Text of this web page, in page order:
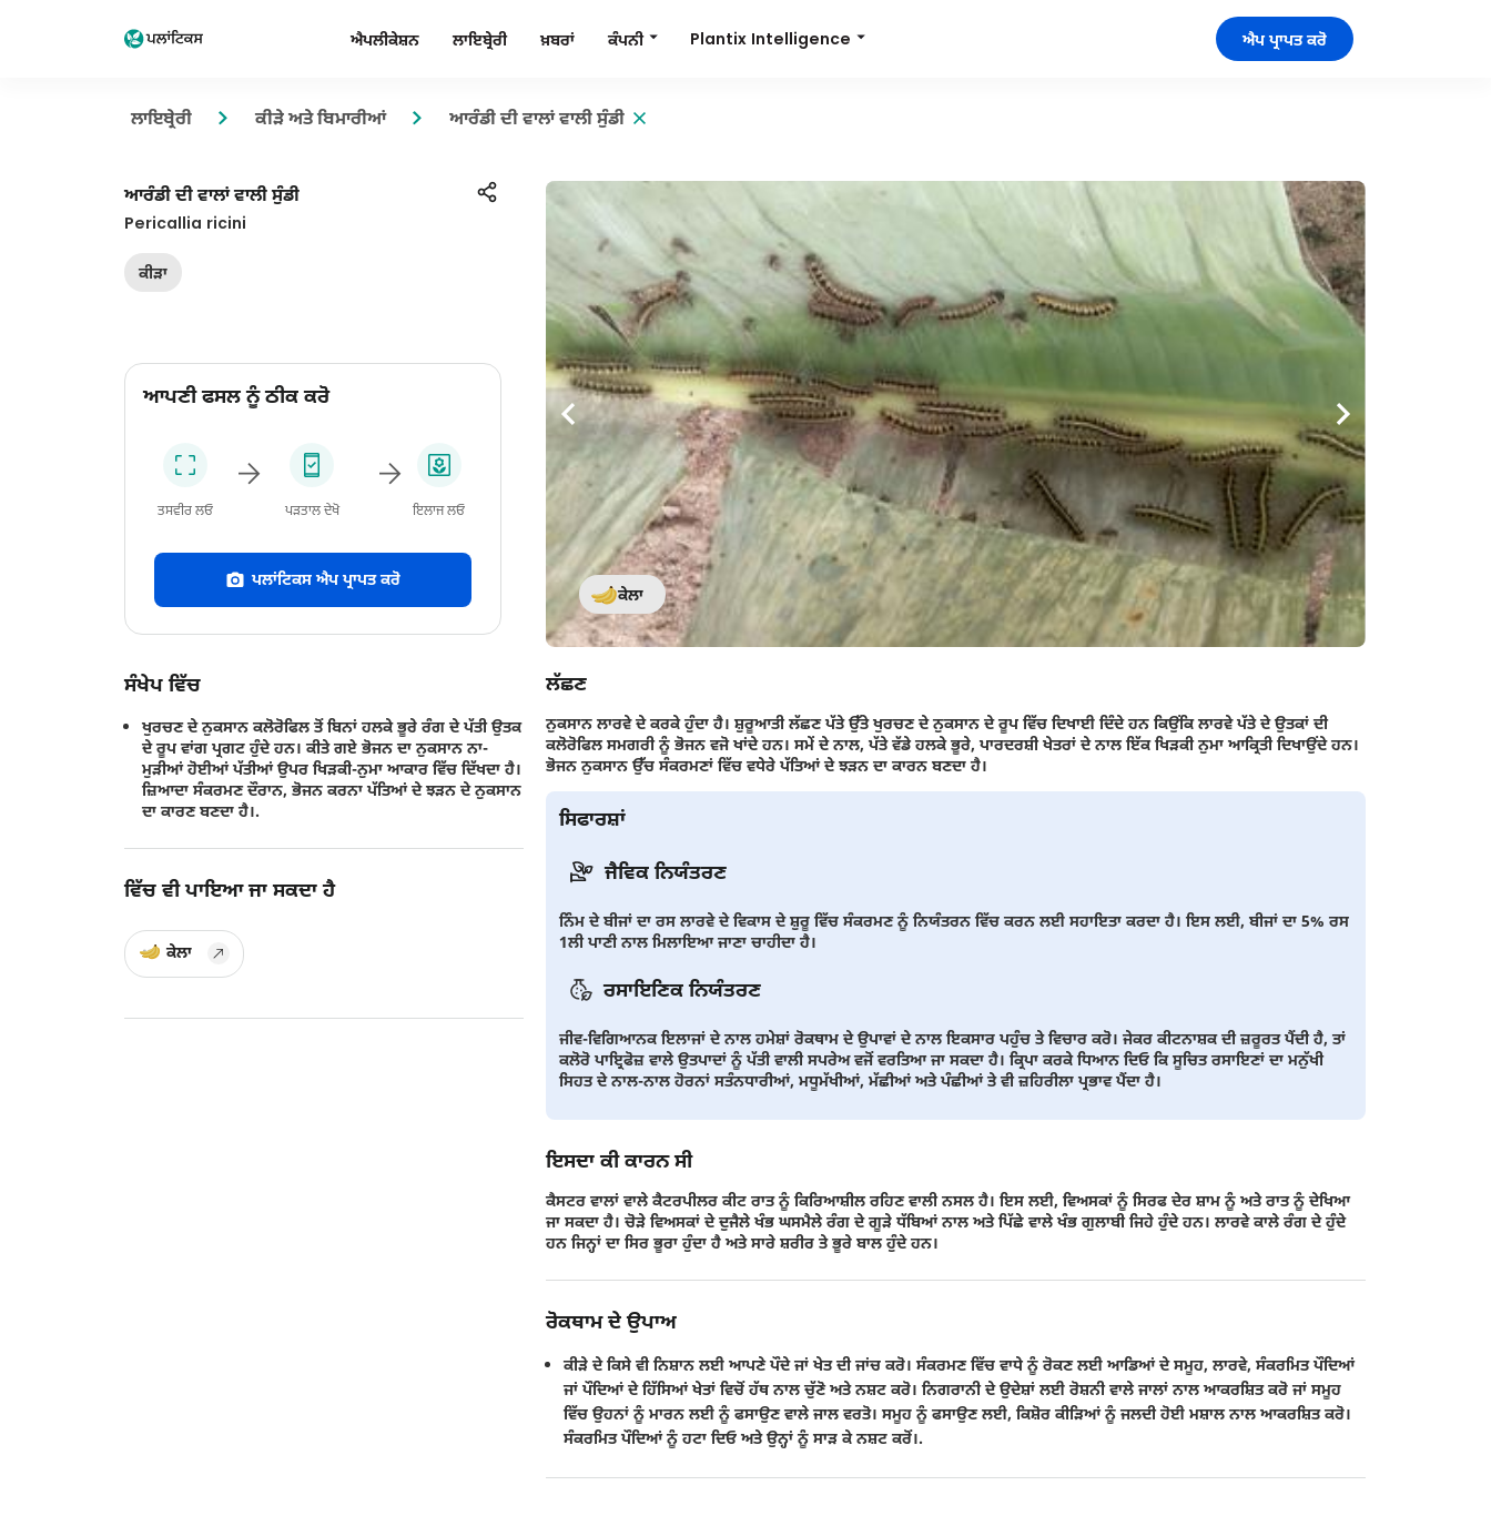
ਐਪਲੀਕੇਸ਼ਨ ਲਾਇਬ੍ਰੇਰੀ ਖ਼ਬਰਾਂ ਕੰਪਨੀ Plantix Intelligence ਐਪ ਪ੍ਰਾਪਤ ਕਰੋ
ਲਾਇਬ੍ਰੇਰੀ ਕੀੜੇ ਅਤੇ ਬਿਮਾਰੀਆਂ ਆਰੰਡੀ ਦੀ ਵਾਲਾਂ ਵਾਲੀ ਸੁੰਡੀ
ਆਰੰਡੀ ਦੀ ਵਾਲਾਂ ਵਾਲੀ ਸੁੰਡੀ
Pericallia ricini
ਕੀੜਾ
ਆਪਣੀ ਫਸਲ ਨੂੰ ਠੀਕ ਕਰੋ
ਤਸਵੀਰ ਲਓ ਪੜਤਾਲ ਦੇਖੋ ਇਲਾਜ ਲਓ
ਪਲਾਂਟਿਕਸ ਐਪ ਪ੍ਰਾਪਤ ਕਰੋ
ਸੰਖੇਪ ਵਿੱਚ
ਖੁਰਚਣ ਦੇ ਨੁਕਸਾਨ ਕਲੋਰੋਫਿਲ ਤੋਂ ਬਿਨਾਂ ਹਲਕੇ ਭੂਰੇ ਰੰਗ ਦੇ ਪੱਤੀ ਉਤਕ
ਦੇ ਰੂਪ ਵਾਂਗ ਪ੍ਰਗਟ ਹੁੰਦੇ ਹਨ। ਕੀਤੇ ਗਏ ਭੋਜਨ ਦਾ ਨੁਕਸਾਨ ਨਾ-
ਮੁੜੀਆਂ ਹੋਈਆਂ ਪੱਤੀਆਂ ਉਪਰ ਖਿੜਕੀ-ਨੁਮਾ ਆਕਾਰ ਵਿੱਚ ਦਿੱਖਦਾ ਹੈ।
ਜ਼ਿਆਦਾ ਸੰਕਰਮਣ ਦੌਰਾਨ, ਭੋਜਨ ਕਰਨਾ ਪੱਤਿਆਂ ਦੇ ਝੜਨ ਦੇ ਨੁਕਸਾਨ
ਦਾ ਕਾਰਣ ਬਣਦਾ ਹੈ।.
ਵਿੱਚ ਵੀ ਪਾਇਆ ਜਾ ਸਕਦਾ ਹੈ
ਕੇਲਾ
ਕੇਲਾ
ਲੱਛਣ
ਨੁਕਸਾਨ ਲਾਰਵੇ ਦੇ ਕਰਕੇ ਹੁੰਦਾ ਹੈ। ਸ਼ੁਰੂਆਤੀ ਲੱਛਣ ਪੱਤੇ ਉੱਤੇ ਖੁਰਚਣ ਦੇ ਨੁਕਸਾਨ ਦੇ ਰੂਪ ਵਿੱਚ ਦਿਖਾਈ ਦਿੰਦੇ ਹਨ ਕਿਉਂਕਿ ਲਾਰਵੇ ਪੱਤੇ ਦੇ ਉਤਕਾਂ ਦੀ
ਕਲੋਰੋਫਿਲ ਸਮਗਰੀ ਨੂੰ ਭੋਜਨ ਵਜੋ ਖਾਂਦੇ ਹਨ। ਸਮੇਂ ਦੇ ਨਾਲ, ਪੱਤੇ ਵੱਡੇ ਹਲਕੇ ਭੂਰੇ, ਪਾਰਦਰਸ਼ੀ ਖੇਤਰਾਂ ਦੇ ਨਾਲ ਇੱਕ ਖਿੜਕੀ ਨੁਮਾ ਆਕ੍ਰਿਤੀ ਦਿਖਾਉਂਦੇ ਹਨ।
ਭੋਜਨ ਨੁਕਸਾਨ ਉੱਚ ਸੰਕਰਮਣਾਂ ਵਿੱਚ ਵਧੇਰੇ ਪੱਤਿਆਂ ਦੇ ਝੜਨ ਦਾ ਕਾਰਨ ਬਣਦਾ ਹੈ।
ਸਿਫਾਰਸ਼ਾਂ
ਜੈਵਿਕ ਨਿਯੰਤਰਣ
ਨਿੰਮ ਦੇ ਬੀਜਾਂ ਦਾ ਰਸ ਲਾਰਵੇ ਦੇ ਵਿਕਾਸ ਦੇ ਸ਼ੁਰੂ ਵਿੱਚ ਸੰਕਰਮਣ ਨੂੰ ਨਿਯੰਤਰਨ ਵਿੱਚ ਕਰਨ ਲਈ ਸਹਾਇਤਾ ਕਰਦਾ ਹੈ। ਇਸ ਲਈ, ਬੀਜਾਂ ਦਾ 5% ਰਸ
1ਲੀ ਪਾਣੀ ਨਾਲ ਮਿਲਾਇਆ ਜਾਣਾ ਚਾਹੀਦਾ ਹੈ।
ਰਸਾਇਣਿਕ ਨਿਯੰਤਰਣ
ਜੀਵ-ਵਿਗਿਆਨਕ ਇਲਾਜਾਂ ਦੇ ਨਾਲ ਹਮੇਸ਼ਾਂ ਰੋਕਥਾਮ ਦੇ ਉਪਾਵਾਂ ਦੇ ਨਾਲ ਇਕਸਾਰ ਪਹੁੰਚ ਤੇ ਵਿਚਾਰ ਕਰੋ। ਜੇਕਰ ਕੀਟਨਾਸ਼ਕ ਦੀ ਜ਼ਰੂਰਤ ਪੈਂਦੀ ਹੈ, ਤਾਂ
ਕਲੋਰੋ ਪਾਇ੍ਰਫੋਜ਼ ਵਾਲੇ ਉਤਪਾਦਾਂ ਨੂੰ ਪੱਤੀ ਵਾਲੀ ਸਪਰੇਅ ਵਜੋਂ ਵਰਤਿਆ ਜਾ ਸਕਦਾ ਹੈ। ਕ੍ਰਿਪਾ ਕਰਕੇ ਧਿਆਨ ਦਿਓ ਕਿ ਸੂਚਿਤ ਰਸਾਇਣਾਂ ਦਾ ਮਨੁੱਖੀ
ਸਿਹਤ ਦੇ ਨਾਲ-ਨਾਲ ਹੋਰਨਾਂ ਸਤੰਨਧਾਰੀਆਂ, ਮਧੂਮੱਖੀਆਂ, ਮੱਛੀਆਂ ਅਤੇ ਪੰਛੀਆਂ ਤੇ ਵੀ ਜ਼ਹਿਰੀਲਾ ਪ੍ਰਭਾਵ ਪੈਂਦਾ ਹੈ।
ਇਸਦਾ ਕੀ ਕਾਰਨ ਸੀ
ਕੈਸਟਰ ਵਾਲਾਂ ਵਾਲੇ ਕੈਟਰਪੀਲਰ ਕੀਟ ਰਾਤ ਨੂੰ ਕਿਰਿਆਸ਼ੀਲ ਰਹਿਣ ਵਾਲੀ ਨਸਲ ਹੈ। ਇਸ ਲਈ, ਵਿਅਸਕਾਂ ਨੂੰ ਸਿਰਫ ਦੇਰ ਸ਼ਾਮ ਨੂੰ ਅਤੇ ਰਾਤ ਨੂੰ ਦੇਖਿਆ
ਜਾ ਸਕਦਾ ਹੈ। ਚੋੜੇ ਵਿਅਸਕਾਂ ਦੇ ਦੁਜੈਲੇ ਖੰਭ ਘਸਮੈਲੇ ਰੰਗ ਦੇ ਗੂੜੇ ਧੱਬਿਆਂ ਨਾਲ ਅਤੇ ਪਿੱਛੇ ਵਾਲੇ ਖੰਭ ਗੁਲਾਬੀ ਜਿਹੇ ਹੁੰਦੇ ਹਨ। ਲਾਰਵੇ ਕਾਲੇ ਰੰਗ ਦੇ ਹੁੰਦੇ
ਹਨ ਜਿਨ੍ਹਾਂ ਦਾ ਸਿਰ ਭੂਰਾ ਹੁੰਦਾ ਹੈ ਅਤੇ ਸਾਰੇ ਸ਼ਰੀਰ ਤੇ ਭੂਰੇ ਬਾਲ ਹੁੰਦੇ ਹਨ।
ਰੋਕਥਾਮ ਦੇ ਉਪਾਅ
ਕੀੜੇ ਦੇ ਕਿਸੇ ਵੀ ਨਿਸ਼ਾਨ ਲਈ ਆਪਣੇ ਪੌਦੇ ਜਾਂ ਖੇਤ ਦੀ ਜਾਂਚ ਕਰੋ। ਸੰਕਰਮਣ ਵਿੱਚ ਵਾਧੇ ਨੂੰ ਰੋਕਣ ਲਈ ਆਡਿਆਂ ਦੇ ਸਮੂਹ, ਲਾਰਵੇ, ਸੰਕਰਮਿਤ ਪੌਦਿਆਂ
ਜਾਂ ਪੌਦਿਆਂ ਦੇ ਹਿੱਸਿਆਂ ਖੇਤਾਂ ਵਿਚੋਂ ਹੱਥ ਨਾਲ ਚੁੱਣੋ ਅਤੇ ਨਸ਼ਟ ਕਰੋ। ਨਿਗਰਾਨੀ ਦੇ ਉਦੇਸ਼ਾਂ ਲਈ ਰੋਸ਼ਨੀ ਵਾਲੇ ਜਾਲਾਂ ਨਾਲ ਆਕਰਸ਼ਿਤ ਕਰੋ ਜਾਂ ਸਮੂਹ
ਵਿੱਚ ਉਹਨਾਂ ਨੂੰ ਮਾਰਨ ਲਈ ਨੂੰ ਫਸਾਉਣ ਵਾਲੇ ਜਾਲ ਵਰਤੋ। ਸਮੂਹ ਨੂੰ ਫਸਾਉਣ ਲਈ, ਕਿਸ਼ੋਰ ਕੀੜਿਆਂ ਨੂੰ ਜਲਦੀ ਹੋਈ ਮਸ਼ਾਲ ਨਾਲ ਆਕਰਸ਼ਿਤ ਕਰੋ।
ਸੰਕਰਮਿਤ ਪੌਦਿਆਂ ਨੂੰ ਹਟਾ ਦਿਓ ਅਤੇ ਉਨ੍ਹਾਂ ਨੂੰ ਸਾੜ ਕੇ ਨਸ਼ਟ ਕਰੋਂ।.